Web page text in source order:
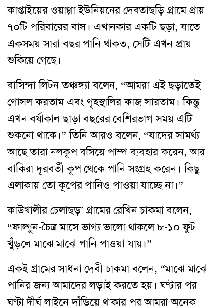
কাপ্তাইয়ের ওয়াগ্গা ইউনিয়নের দেবতাছড়ি গ্রামে প্রায়
৭০টি পরিবারের বাস। এখানকার একটি ছড়া, যাতে
একসময় সারা বছর পানি থাকত, সেটি এখন প্রায়
শুকিয়ে গেছে।
বাসিন্দা লিটন তঞ্চঙ্গ্যা বলেন, “আমরা এই ছড়াতেই
গোসল করতাম এবং গৃহস্থালির কাজ সারতাম। কিন্তু
এখন বর্ষাকাল ছাড়া বছরের বেশিরভাগ সময় এটি
শুকনো থাকে।” তিনি আরও বলেন, “যাদের সামর্থ্য
আছে তারা নলকূপ বসিয়ে পাম্প ব্যবহার করেন, আর
বাকিরা দূরবর্তী কূপ থেকে পানি সংগ্রহ করেন। কিছু
এলাকায় তো কূপের পানিও পাওয়া যাচ্ছে না।”
কাউখালীর চেলাছড়া গ্রামের রেখিন চাকমা বলেন,
“ফাল্গুন-চৈত্র মাসে ভাগ্য ভালো থাকলে ৮-১০ ফুট
খুঁড়লে মাঝে মাঝে পানি পাওয়া যায়।”
একই গ্রামের সাধনা দেবী চাকমা বলেন, “মাঝে মাঝে
পানির জন্য আমাদের লড়াই করতে হয়। ঘণ্টার পর
ঘণ্টা দীর্ঘ লাইনে দাঁড়িয়ে থাকার পর আমরা অনেক